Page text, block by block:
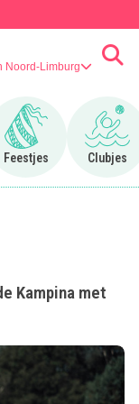
Noord-Limburg
eten
Feestjes
Ga naar Feestjes
Clubjes
Ga
Kampina met